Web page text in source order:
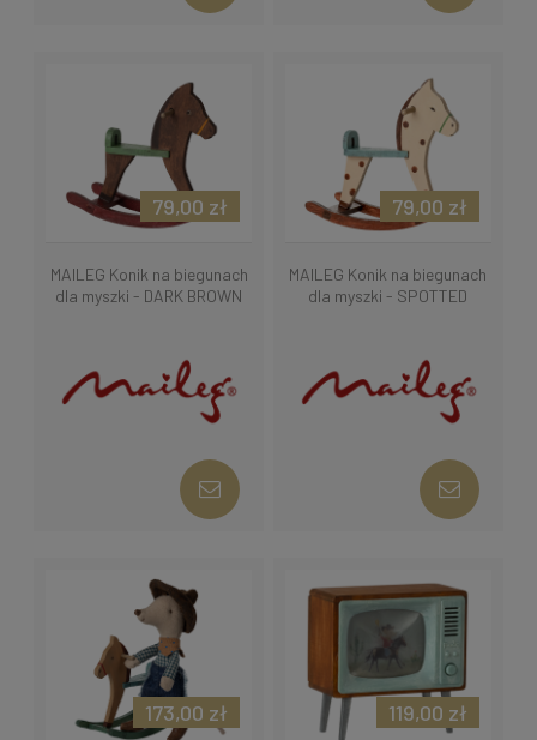
MAILEG Konik na biegunach
dla myszki - DARK BROWN
79,00 zł
MAILEG Konik na biegunach
dla myszki - SPOTTED
79,00 zł
173,00 zł 119,00 zł